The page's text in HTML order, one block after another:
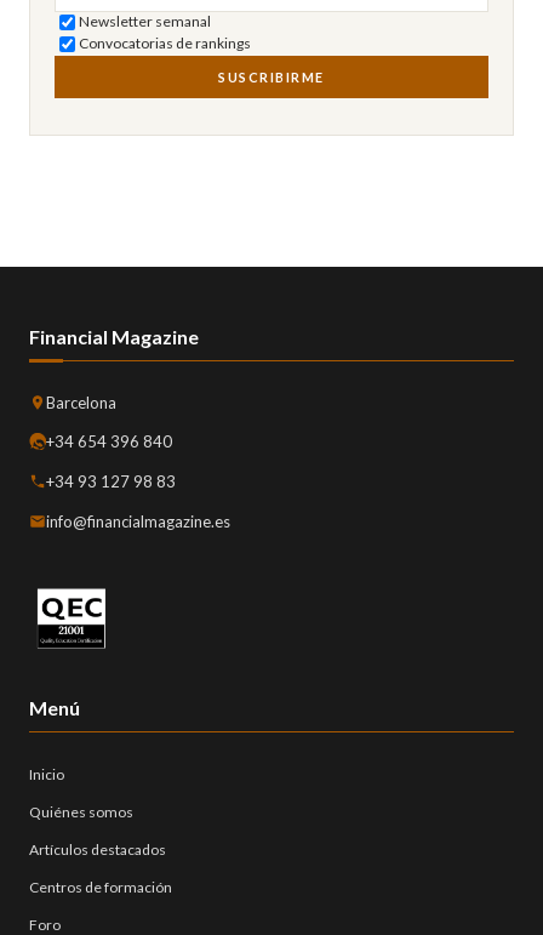
Newsletter semanal
Convocatorias de rankings
SUSCRIBIRME
Financial Magazine
Barcelona
+34 654 396 840
+34 93 127 98 83
info@financialmagazine.es
Menú
Inicio
Quiénes somos
Artículos destacados
Centros de formación
Foro